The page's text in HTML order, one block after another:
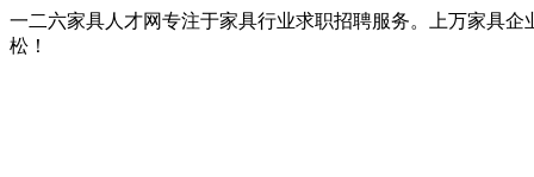
一二六家具人才网专注于家具行业求职招聘服务。上万家具
松！